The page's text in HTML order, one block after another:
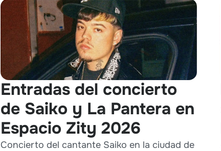
Entradas del concierto
de Saiko y La Pantera en
Espacio Zity 2026
Concierto del cantante Saiko en la ciudad de